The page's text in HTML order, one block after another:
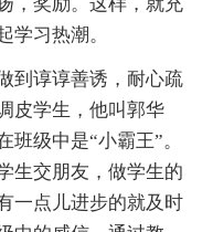
学习热潮。
谆谆善诱，耐心疏
皮学生，他叫郭华
级中是“小霸王”。
生交朋友，做学生的
一点儿进步的就及时